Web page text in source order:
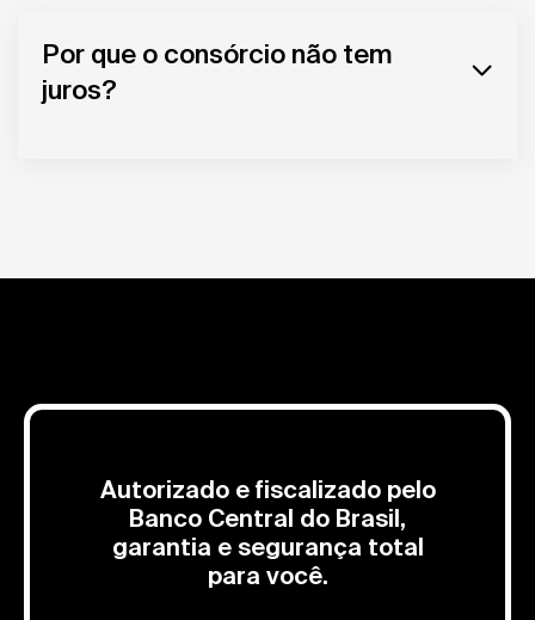
Por que o consórcio não tem
juros?
Autorizado e fiscalizado pelo
Banco Central do Brasil,
garantia e segurança total
para você.